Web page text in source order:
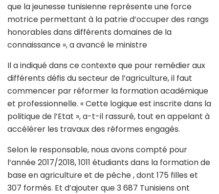
que la jeunesse tunisienne représente une force
motrice permettant à la patrie d’occuper des rangs
honorables dans différents domaines de la
connaissance », a avancé le ministre
Il a indiqué dans ce contexte que pour remédier aux
différents défis du secteur de l’agriculture, il faut
commencer par réformer la formation académique
et professionnelle. « Cette logique est inscrite dans la
politique de l’Etat », a-t-il rassuré, tout en appelant à
accélérer les travaux des réformes engagés.
Selon le responsable, nous avons compté pour
l’année 2017/2018, 1011 étudiants dans la formation de
base en agriculture et de pêche , dont 175 filles et
307 formés. Et d’ajouter que 3 687 Tunisiens ont